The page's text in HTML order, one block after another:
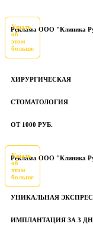
Реклама ООО "Клиника
Узнать
об
этом
больше
ХИРУРГИЧЕСКАЯ
СТОМАТОЛОГИЯ
ОТ 1000 РУБ.
Реклама ООО "Клиника
Узнать
об
этом
больше
УНИКАЛЬНАЯ
ИМПЛАНТАЦИЯ ЗА 3